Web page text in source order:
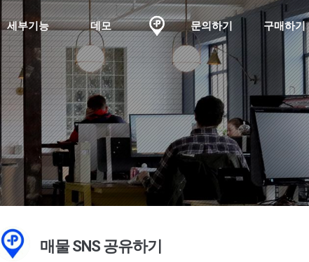
세부기능 데모 문의하기 구매하기
매물 SNS 공유하기